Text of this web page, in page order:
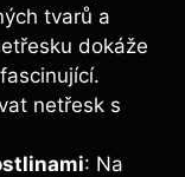
tvarů a
‍dokáže
netřesk s‌
: Na